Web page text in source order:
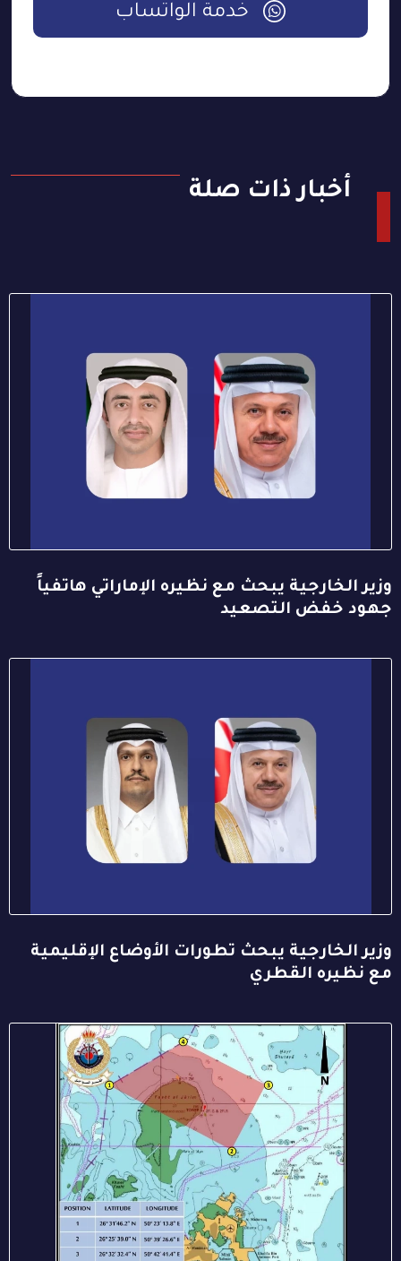
خدمة الواتساب
أخبار ذات صلة
وزير الخارجية يبحث مع نظيره الإماراتي هاتفياً
جهود خفض التصعيد
وزير الخارجية يبحث تطورات الأوضاع الإقليمية
مع نظيره القطري